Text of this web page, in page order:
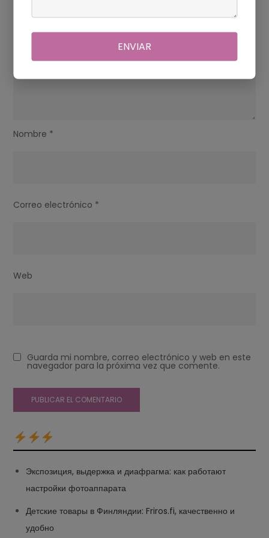
Nombre *
Correo electrónico *
Web
Guarda mi nombre, correo electrónico y web en este
navegador para la próxima vez que comente.
Экспозиция, выдержка и диафрагма: как работают
настройки фотоаппарата
Детские товары в Финляндии: Friros.fi, качественно и
удобно
ENVIAR